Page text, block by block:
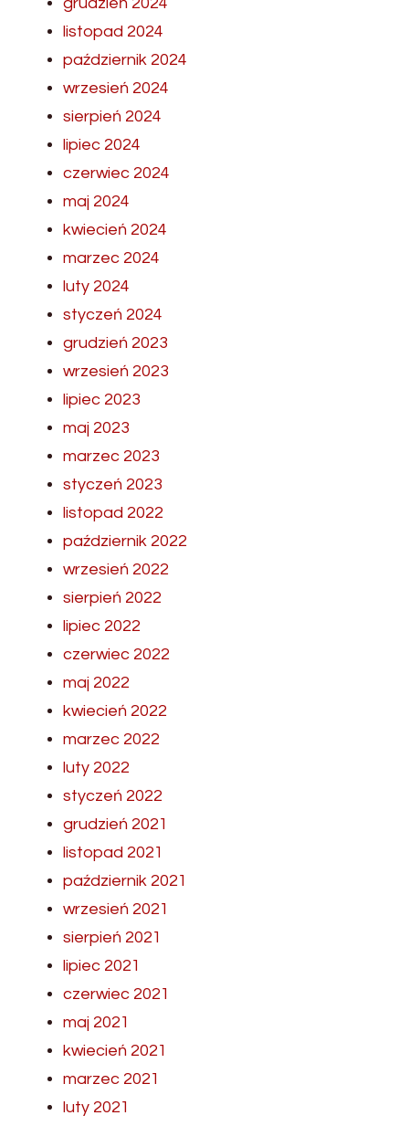
grudzień 2024
listopad 2024
październik 2024
wrzesień 2024
sierpień 2024
lipiec 2024
czerwiec 2024
maj 2024
kwiecień 2024
marzec 2024
luty 2024
styczeń 2024
grudzień 2023
wrzesień 2023
lipiec 2023
maj 2023
marzec 2023
styczeń 2023
listopad 2022
październik 2022
wrzesień 2022
sierpień 2022
lipiec 2022
czerwiec 2022
maj 2022
kwiecień 2022
marzec 2022
luty 2022
styczeń 2022
grudzień 2021
listopad 2021
październik 2021
wrzesień 2021
sierpień 2021
lipiec 2021
czerwiec 2021
maj 2021
kwiecień 2021
marzec 2021
luty 2021